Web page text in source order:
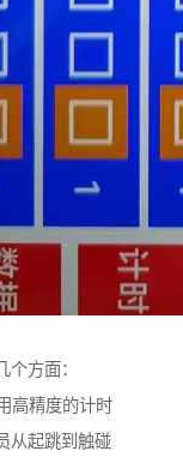
方面：
高精度的计时
从起跳到触碰